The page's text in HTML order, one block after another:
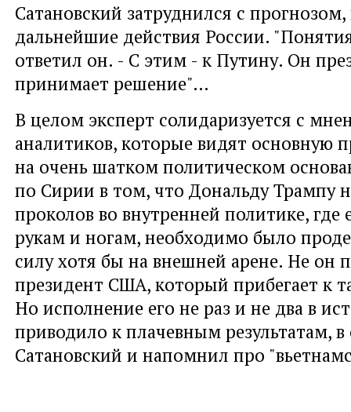
Сатановский затруднился с
дальнейшие действия России.
ответил он. - С этим - к Путину. Он
принимает решение"…
В целом эксперт солидаризуется с
аналитиков, которые видят основную
на очень шатком политическом
по Сирии в том, что Дональду Трампу
проколов во внутренней политике, где
рукам и ногам, необходимо было
силу хотя бы на внешней арене. Не он
президент США, который прибегает к
Но исполнение его не раз и не два в
приводило к плачевным результатам, в
Сатановский и напомнил про